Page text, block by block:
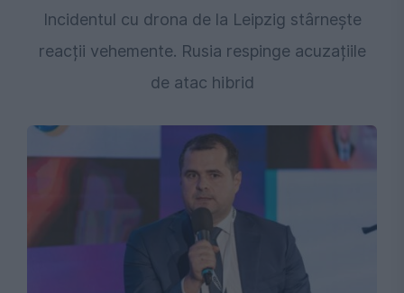
Incidentul cu drona de la Leipzig stârnește
reacții vehemente. Rusia respinge acuzațiile
de atac hibrid